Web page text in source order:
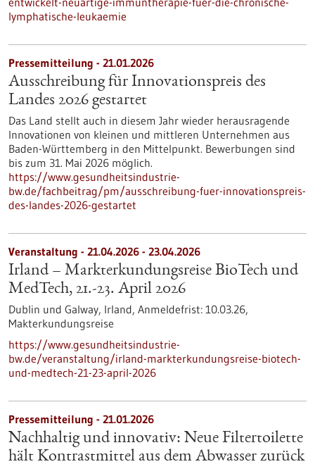
lymphatische-leukaemie
Pressemitteilung - 21.01.2026
Ausschreibung für Innovationspreis des
Landes 2026 gestartet
Das Land stellt auch in diesem Jahr wieder herausragende
Innovationen von kleinen und mittleren Unternehmen aus
Baden-Württemberg in den Mittelpunkt. Bewerbungen sind
bis zum 31. Mai 2026 möglich.
https://www.gesundheitsindustrie-
bw.de/fachbeitrag/pm/ausschreibung-fuer-innovationspreis-
des-landes-2026-gestartet
Veranstaltung - 21.04.2026 - 23.04.2026
Irland – Markterkundungsreise BioTech und
MedTech, 21.-23. April 2026
Dublin und Galway, Irland, Anmeldefrist: 10.03.26,
Makterkundungsreise
https://www.gesundheitsindustrie-
bw.de/veranstaltung/irland-markterkundungsreise-biotech-
und-medtech-21-23-april-2026
Pressemitteilung - 21.01.2026
Nachhaltig und innovativ: Neue Filtertoilette
hält Kontrastmittel aus dem Abwasser zurück